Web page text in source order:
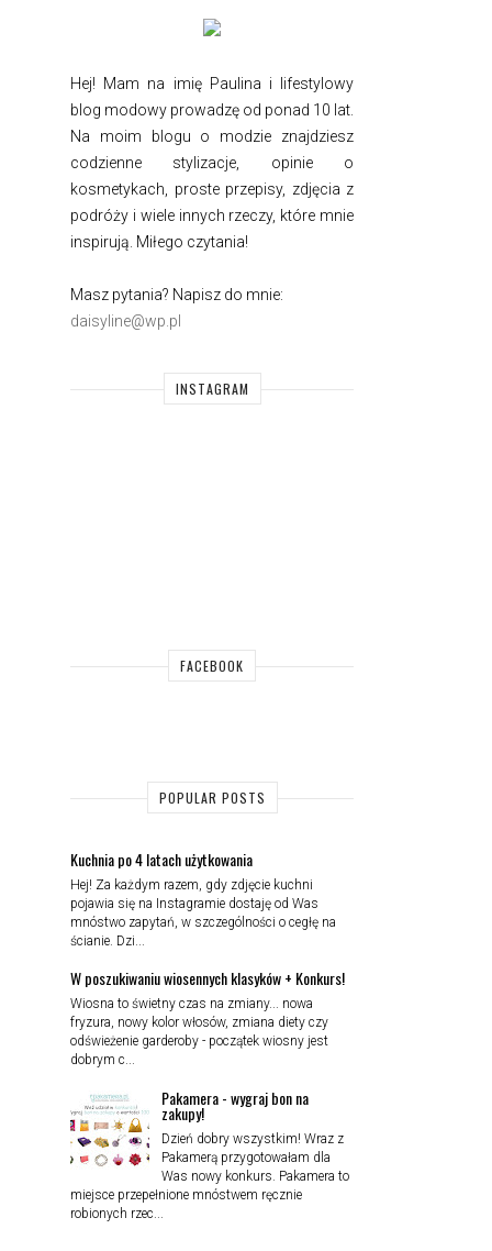
Hej! Mam na imię Paulina i
lifestylowy
blog modowy prowadzę od ponad 10 lat.
Na moim blogu o modzie znajdziesz
codzienne stylizacje, opinie o
kosmetykach, proste przepisy, zdjęcia z
podróży i wiele innych rzeczy, które mnie
inspirują. Miłego czytania!
Masz pytania? Napisz do mnie:
daisyline@wp.pl
INSTAGRAM
FACEBOOK
POPULAR POSTS
Kuchnia po 4 latach użytkowania
Hej! Za każdym razem, gdy zdjęcie kuchni
pojawia się na Instagramie dostaję od Was
mnóstwo zapytań, w szczególności o cegłę na
ścianie. Dzi...
W poszukiwaniu wiosennych klasyków + Konkurs!
Wiosna to świetny czas na zmiany... nowa
fryzura, nowy kolor włosów, zmiana diety czy
odświeżenie garderoby - początek wiosny jest
dobrym c...
Pakamera - wygraj bon na
zakupy!
Dzień dobry wszystkim! Wraz z
Pakamerą przygotowałam dla
Was nowy konkurs. Pakamera to
miejsce przepełnione mnóstwem ręcznie
robionych rzec...